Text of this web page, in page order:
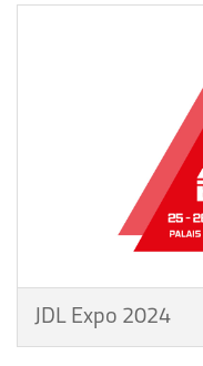
JDL Expo 2024